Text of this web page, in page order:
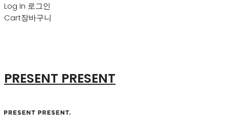
Log In 로그인
Cart장바구니
PRESENT PRESENT